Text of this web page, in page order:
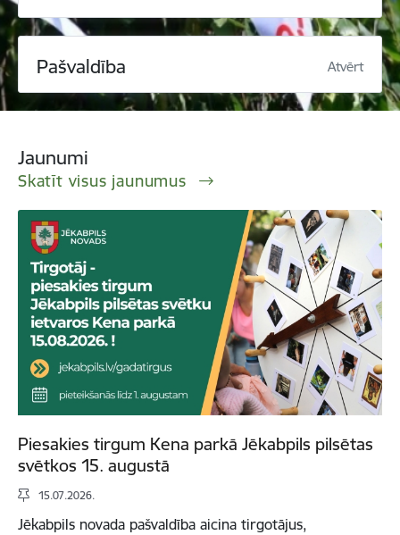
Pašvaldība Atvērt
Jaunumi
Skatīt visus jaunumus
Piesakies tirgum Kena parkā Jēkabpils pilsētas
svētkos 15. augustā
15.07.2026.
Jēkabpils novada pašvaldība aicina tirgotājus,